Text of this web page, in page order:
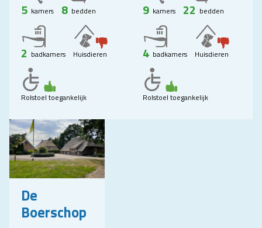
5 kamers 8 bedden
2 badkamers Huisdieren
Rolstoel toegankelijk
9 kamers 22 bedden
4 badkamers Huisdieren
Rolstoel toegankelijk
De
Boerschop